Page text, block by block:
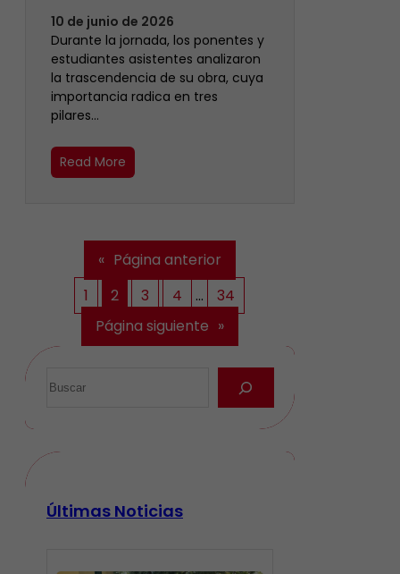
10 de junio de 2026
Durante la jornada, los ponentes y
estudiantes asistentes analizaron
la trascendencia de su obra, cuya
importancia radica en tres
pilares…
Read More
« Página anterior
1
2 3 4 …
34
Página siguiente »
Últimas Noticias